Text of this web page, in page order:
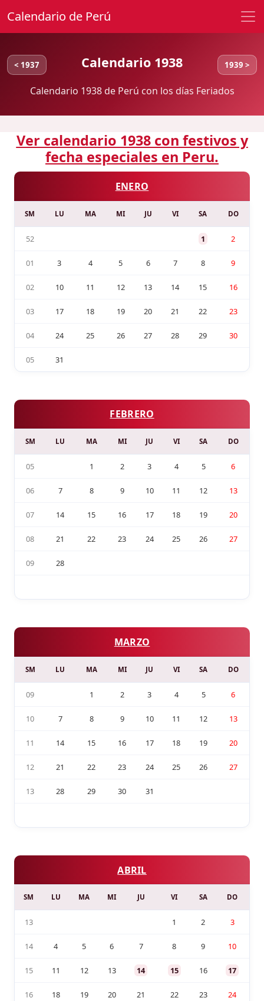
Calendario de Perú
< 1937 Calendario 1938 1939 >
Calendario 1938 de Perú con los días Feriados
Ver calendario 1938 con festivos y
fecha especiales en Peru.
ENERO
SM LU MA MI JU VI SA DO
52 1 2
01 3 4 5 6 7 8 9
02 10 11 12 13 14 15 16
03 17 18 19 20 21 22 23
04 24 25 26 27 28 29 30
05 31
FEBRERO
SM LU MA MI JU VI SA DO
05 1 2 3 4 5 6
06 7 8 9 10 11 12 13
07 14 15 16 17 18 19 20
08 21 22 23 24 25 26 27
09 28
MARZO
SM LU MA MI JU VI SA DO
09 1 2 3 4 5 6
10 7 8 9 10 11 12 13
11 14 15 16 17 18 19 20
12 21 22 23 24 25 26 27
13 28 29 30 31
ABRIL
SM LU MA MI JU VI SA DO
13 1 2 3
14 4 5 6 7 8 9 10
15 11 12 13 14 15 16 17
16 18 19 20 21 22 23 24